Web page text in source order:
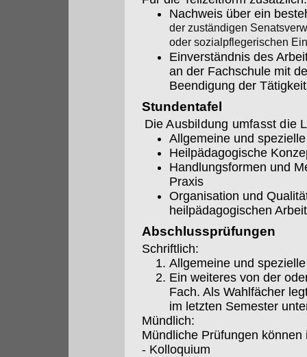
Nachweis über ein
der zuständigen
oder sozialpflegerischen
Einverständnis des
an der Fachschule mit
Beendigung der
Stundentafel
Die Ausbildung umfasst die
Allgemeine und
Heilpädagogische
Handlungsformen und
Praxis
Organisation und
heilpädagogischen Arbeit
Abschlussprüfungen
Schriftlich:
Allgemeine und
Ein weiteres von der
Fach. Als Wahlfächer
im letzten Semester
Mündlich:
Mündliche Prüfungen
- Kolloquium